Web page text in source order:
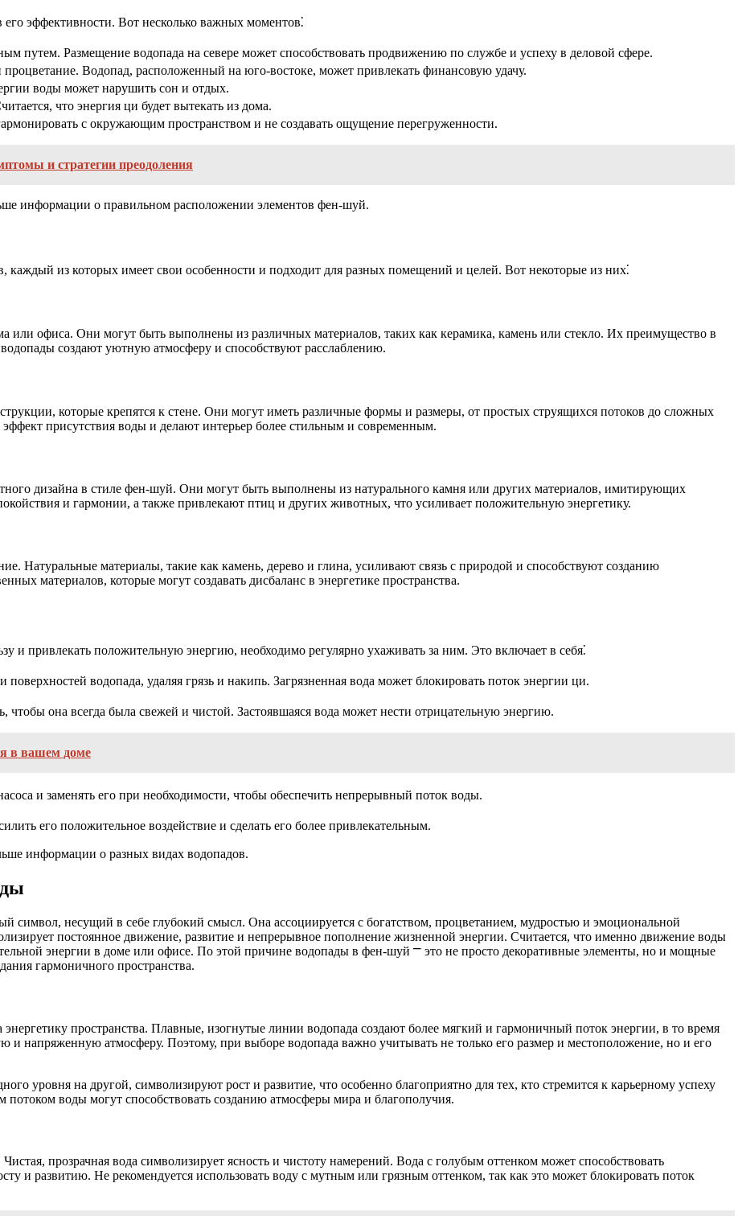
эффективности. Вот несколько важных моментов⁚
путем. Размещение водопада на севере может способствовать продвижению по службе и успеху в деловой сфере.
процветание. Водопад, расположенный на юго-востоке, может привлекать финансовую удачу.
воды может нарушить сон и отдых.
что энергия ци будет вытекать из дома.
с окружающим пространством и не создавать ощущение перегруженности.
и стратегии преодоления
информации о правильном расположении элементов фен-шуй.
из которых имеет свои особенности и подходит для разных помещений и целей. Вот некоторые из них⁚
или офиса. Они могут быть выполнены из различных материалов, таких как керамика, камень или стекло. Их преимущество в
создают уютную атмосферу и способствуют расслаблению.
которые крепятся к стене. Они могут иметь различные формы и размеры, от простых струящихся потоков до сложных
присутствия воды и делают интерьер более стильным и современным.
дизайна в стиле фен-шуй. Они могут быть выполнены из натурального камня или других материалов, имитирующих
и гармонии, а также привлекают птиц и других животных, что усиливает положительную энергетику.
Натуральные материалы, такие как камень, дерево и глина, усиливают связь с природой и способствуют созданию
материалов, которые могут создавать дисбаланс в энергетике пространства.
и привлекать положительную энергию, необходимо регулярно ухаживать за ним. Это включает в себя⁚
водопада, удаляя грязь и накипь. Загрязненная вода может блокировать поток энергии ци.
чтобы она всегда была свежей и чистой. Застоявшаяся вода может нести отрицательную энергию.
в вашем доме
и заменять его при необходимости, чтобы обеспечить непрерывный поток воды.
его положительное воздействие и сделать его более привлекательным.
информации о разных видах водопадов.
несущий в себе глубокий смысл. Она ассоциируется с богатством, процветанием, мудростью и эмоциональной
постоянное движение, развитие и непрерывное пополнение жизненной энергии. Считается, что именно движение воды
энергии в доме или офисе. По этой причине водопады в фен-шуй ⎻ это не просто декоративные элементы, но и мощные
гармоничного пространства.
пространства. Плавные, изогнутые линии водопада создают более мягкий и гармоничный поток энергии, в то время
и напряженную атмосферу. Поэтому, при выборе водопада важно учитывать не только его размер и местоположение, но и его
уровня на другой, символизируют рост и развитие, что особенно благоприятно для тех, кто стремится к карьерному успеху
воды могут способствовать созданию атмосферы мира и благополучия.
прозрачная вода символизирует ясность и чистоту намерений. Вода с голубым оттенком может способствовать
и развитию. Не рекомендуется использовать воду с мутным или грязным оттенком, так как это может блокировать поток